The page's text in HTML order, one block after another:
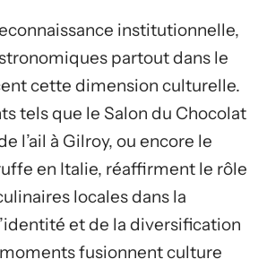
institutionnelle,
partout dans le
cette dimension culturelle.
tels que le Salon du Chocolat
l’ail à Gilroy, ou encore le
en Italie, réaffirment le rôle
locales dans la
et de la diversification
fusionnent culture